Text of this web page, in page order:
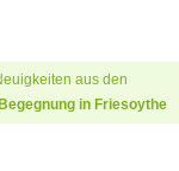
aus den
in Friesoythe